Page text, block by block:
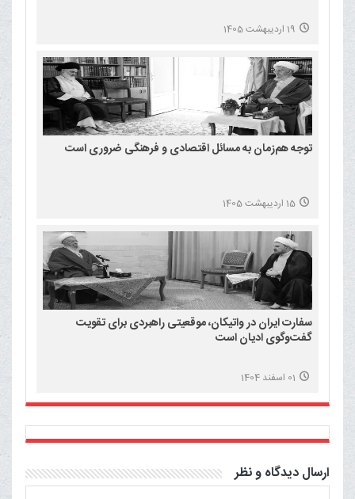
19 اردیبهشت 1405
توجه هم‌زمان به مسائل اقتصادی و فرهنگی ضروری است
15 اردیبهشت 1405
سفارت ایران در واتیکان، موقعیتی راهبردی برای تقویت
گفت‌وگوی ادیان است
01 اسفند 1404
ارسال دیدگاه و نظر